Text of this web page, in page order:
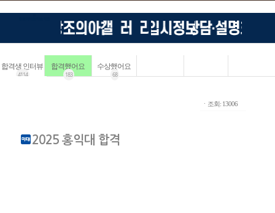
합격생 인터뷰
4114
합격했어요
183
수상했어요
68
ㆍ조회: 13006
2025 홍익대 합격